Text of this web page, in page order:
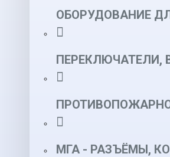
ОБОРУДОВАНИЕ
ПЕРЕКЛЮЧАТЕЛИ,
МГА - РАЗЪЁМЫ,